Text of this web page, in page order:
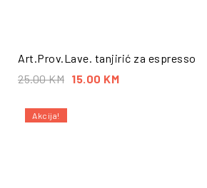
Art.Prov.Lave. tanjirić za espresso
25.00KM 15.00 KM
Akcija!